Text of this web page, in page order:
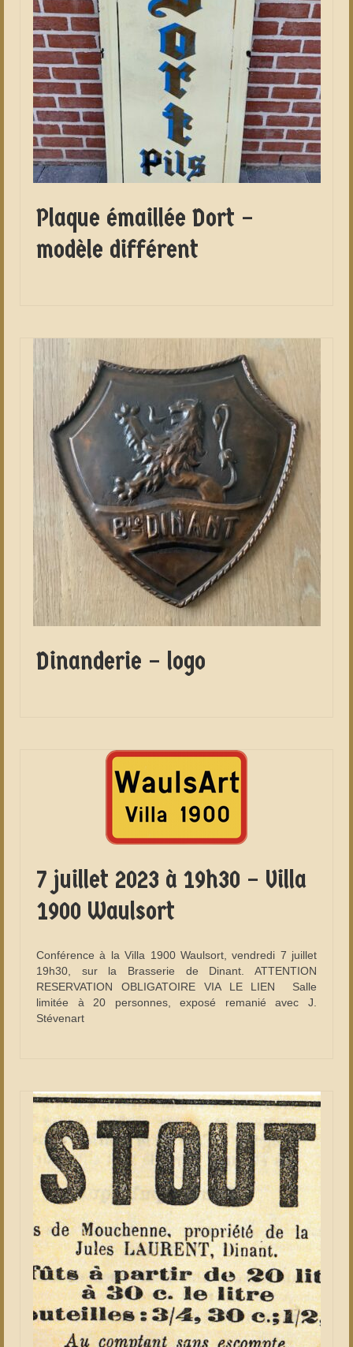
Plaque émaillée Dort –
modèle différent
Dinanderie – logo
7 juillet 2023 à 19h30 – Villa
1900 Waulsort
Conférence à la Villa 1900 Waulsort, vendredi 7 juillet
19h30, sur la Brasserie de Dinant. ATTENTION
RESERVATION OBLIGATOIRE VIA LE LIEN Salle
limitée à 20 personnes, exposé remanié avec J.
Stévenart